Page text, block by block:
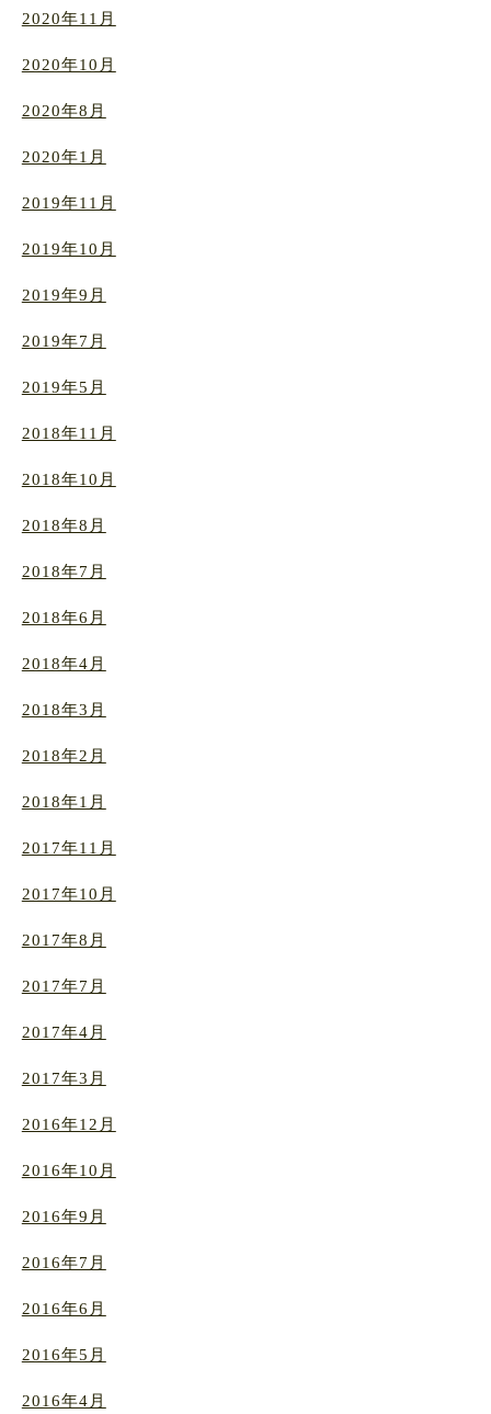
2020年11月
2020年10月
2020年8月
2020年1月
2019年11月
2019年10月
2019年9月
2019年7月
2019年5月
2018年11月
2018年10月
2018年8月
2018年7月
2018年6月
2018年4月
2018年3月
2018年2月
2018年1月
2017年11月
2017年10月
2017年8月
2017年7月
2017年4月
2017年3月
2016年12月
2016年10月
2016年9月
2016年7月
2016年6月
2016年5月
2016年4月